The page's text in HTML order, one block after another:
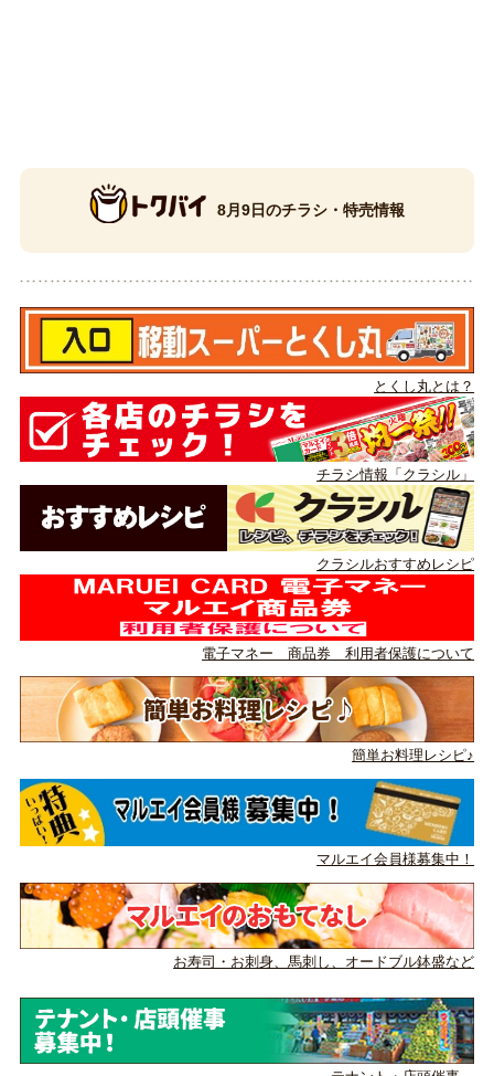
8月9日のチラシ・特売情報
とくし丸とは？
チラシ情報「クラシル」
クラシルおすすめレシピ
電子マネー 商品券 利用者保護について
簡単お料理レシピ♪
マルエイ会員様募集中！
お寿司・お刺身、馬刺し、 オードブル鉢盛など